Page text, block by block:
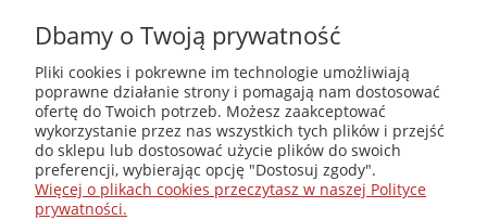
księgarni”
(edycja 2025-
2026)
Księgarnia-Galeria "Nieznany Świat" - internetowy sklep
ezoteryczny online
Zapraszamy również do odwiedzenia naszej księgarni
stacjonarnej przy ul. Kredytowej 2 w Warszawie
Dbamy o Twoją prywatność
Pliki cookies i pokrewne im technologie umożliwiają
poprawne działanie strony i pomagają nam dostosować
ofertę do Twoich potrzeb. Możesz zaakceptować
wykorzystanie przez nas wszystkich tych plików i przejść
do sklepu lub dostosować użycie plików do swoich
preferencji, wybierając opcję "Dostosuj zgody".
Więcej o plikach cookies przeczytasz w naszej Polityce
prywatności.